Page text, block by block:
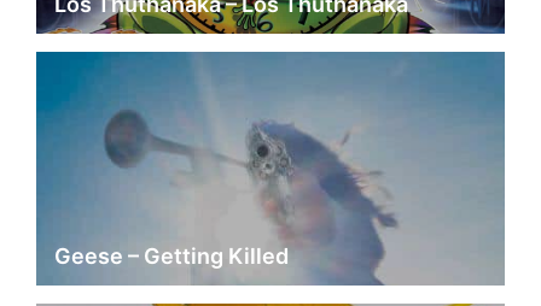
Geese – Getting Killed